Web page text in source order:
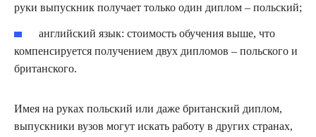
руки выпускник получает только один диплом – польский;
английский язык: стоимость обучения выше, что
компенсируется получением двух дипломов – польского и
британского.
Имея на руках польский или даже британский диплом,
выпускники вузов могут искать работу в других странах,